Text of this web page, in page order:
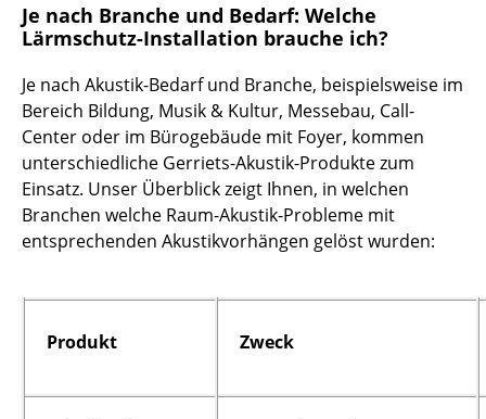
Je nach Branche und Bedarf: Welche
Lärmschutz-Installation brauche ich?
Je nach Akustik-Bedarf und Branche, beispielsweise im
Bereich Bildung, Musik & Kultur, Messebau, Call-
Center oder im Bürogebäude mit Foyer, kommen
unterschiedliche Gerriets-Akustik-Produkte zum
Einsatz. Unser Überblick zeigt Ihnen, in welchen
Branchen welche Raum-Akustik-Probleme mit
entsprechenden Akustikvorhängen gelöst wurden:
Produkt Zweck